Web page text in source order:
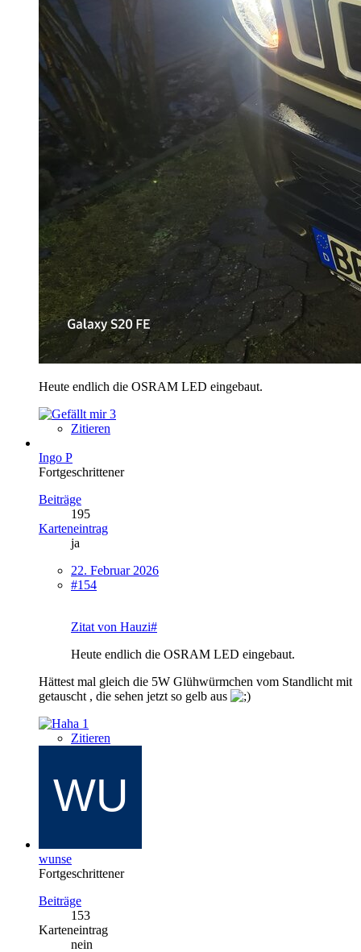
Heute endlich die OSRAM LED eingebaut.
3
Zitieren
Ingo P
Fortgeschrittener
Beiträge
195
Karteneintrag
ja
22. Februar 2026
#154
Zitat von Hauzi#
Heute endlich die OSRAM LED eingebaut.
Hättest mal gleich die 5W Glühwürmchen vom Standlicht mit
getauscht , die sehen jetzt so gelb aus
1
Zitieren
wunse
Fortgeschrittener
Beiträge
153
Karteneintrag
nein